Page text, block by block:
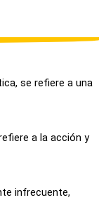
se refiere a una
a la acción y
infrecuente,